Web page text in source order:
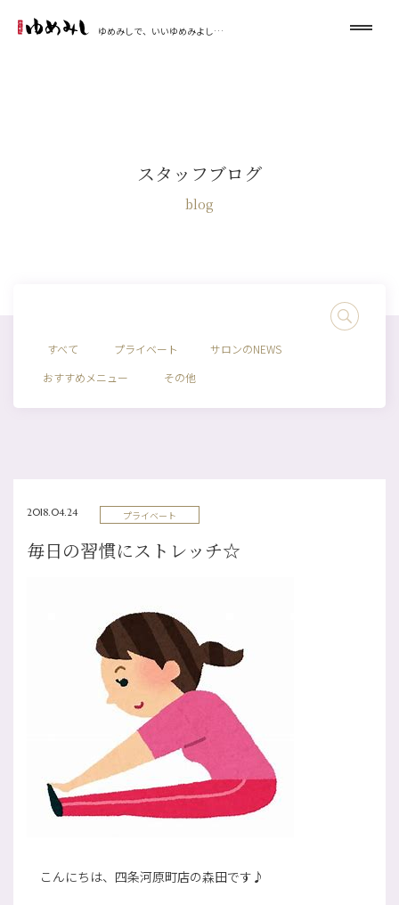
ゆめみしで、いいゆめみよし…
スタッフブログ
blog
すべて プライベート
サロンのNEWS
おすすめメニュー
その他
2018.04.24 プライベート
毎日の習慣にストレッチ☆
こんにちは、四条河原町店の森田です♪